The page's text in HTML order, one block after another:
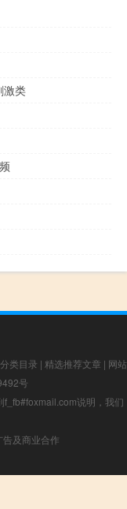
激类
类目录 | 精选推荐文章 | 网站
号
f_fb#foxmail.com说明，我们
及商业合作